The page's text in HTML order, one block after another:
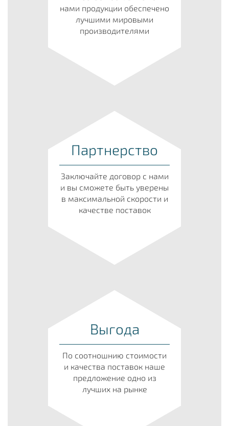
нами продукции обеспечено
лучшими мировыми
производителями
Партнерство
Заключайте договор с нами
и вы сможете быть уверены
в максимальной скорости и
качестве поставок
Выгода
По соотношнию стоимости
и качества поставок наше
предложение одно из
лучших на рынке